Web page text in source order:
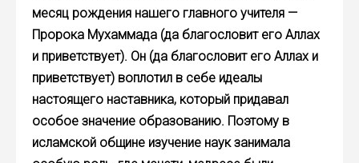
месяц рождения нашего главного учителя —
Пророка Мухаммада (да благословит его Аллах
и приветствует). Он (да благословит его Аллах и
приветствует) воплотил в себе идеалы
настоящего наставника, который придавал
особое значение образованию. Поэтому в
исламской общине изучение наук занимала